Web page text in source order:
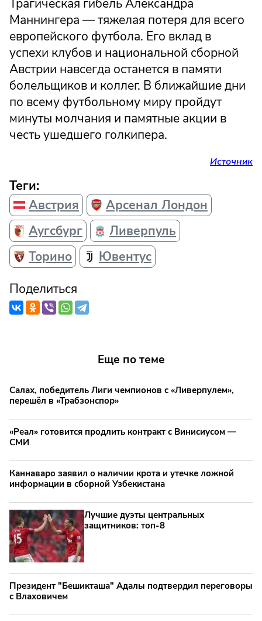
Трагическая гибель Александра
Маннингера — тяжелая потеря для всего
европейского футбола. Его вклад в
успехи клубов и национальной сборной
Австрии навсегда останется в памяти
болельщиков и коллег. В ближайшие дни
по всему футбольному миру пройдут
минуты молчания и памятные акции в
честь ушедшего голкипера.
Источник
Теги:
Австрия
Арсенал Лондон
Аугсбург
Ливерпуль
Торино
Ювентус
Поделиться
Еще по теме
Салах, победитель Лиги чемпионов с «Ливерпулем»,
перешёл в «Трабзонспор»
«Реал» готовится продлить контракт с Винисиусом —
СМИ
Каннаваро заявил о наличии крота и утечке ложной
информации в сборной Узбекистана
Лучшие дуэты центральных
защитников: топ‑8
Президент "Бешикташа" Адалы подтвердил переговоры
с Влаховичем